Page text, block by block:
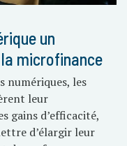
un
microfinance
numériques, les
leur
gains d’efficacité,
d’élargir leur